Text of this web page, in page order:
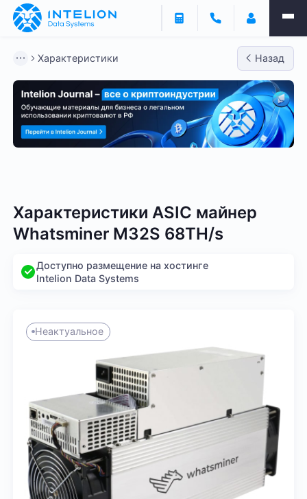
Характеристики Назад
Характеристики ASIC майнер
Whatsminer M32S 68TH/s
Доступно размещение на хостинге
Intelion Data Systems
Неактуальное